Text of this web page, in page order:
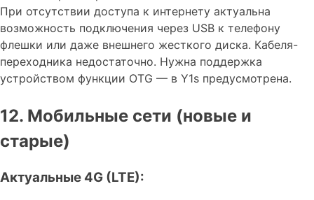
При отсутствии доступа к интернету актуальна
возможность подключения через USB к телефону
флешки или даже внешнего жесткого диска. Кабеля-
переходника недостаточно. Нужна поддержка
устройством функции OTG — в Y1s предусмотрена.
12. Мобильные сети (новые и
старые)
Актуальные 4G (LTE):